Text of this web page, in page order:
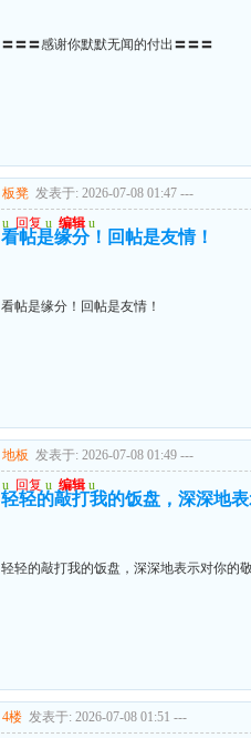
〓〓〓感谢你默默无闻的付出〓〓〓
板凳 发表于: 2026-07-08 01:47 ---
u 回复 u 编辑 u
看帖是缘分！回帖是友情！
看帖是缘分！回帖是友情！
地板 发表于: 2026-07-08 01:49 ---
u 回复 u 编辑 u
轻轻的敲打我的饭盘，深深地
轻轻的敲打我的饭盘，深深地表示对你的
4楼 发表于: 2026-07-08 01:51 ---